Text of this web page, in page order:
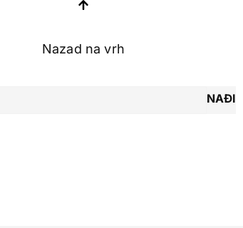
Nazad na vrh
NAĐI